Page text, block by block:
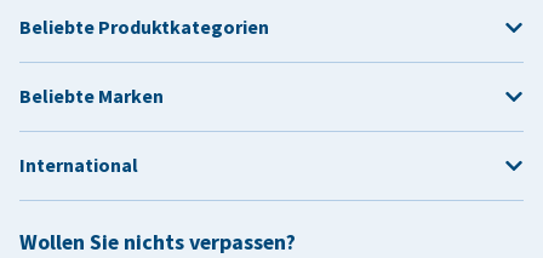
Wollen Sie nichts verpassen?
Beliebte Produktkategorien
Beliebte Marken
International